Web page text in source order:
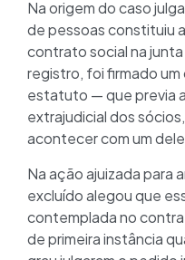
Na origem do caso
de pessoas constituiu
contrato social na
registro, foi firmado
estatuto — que previa
extrajudicial dos
acontecer com um
Na ação ajuizada para
excluído alegou que
contemplada no
de primeira instância